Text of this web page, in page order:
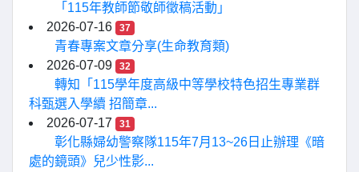
「115年教師節敬師徵稿活動」
2026-07-16
37
青春專案文章分享(生命教育類)
2026-07-09
32
轉知「115學年度高級中等學校特色招生專業群
科甄選入學續 招簡章...
2026-07-17
31
彰化縣婦幼警察隊115年7月13~26日止辦理《暗
處的鏡頭》兒少性影...